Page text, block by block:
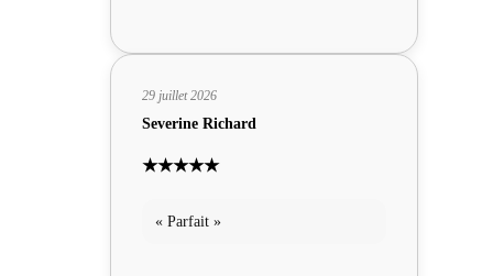
29 juillet 2026
Severine Richard
★★★★★
« Parfait »